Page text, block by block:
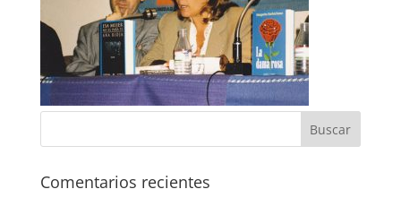
Comentarios recientes